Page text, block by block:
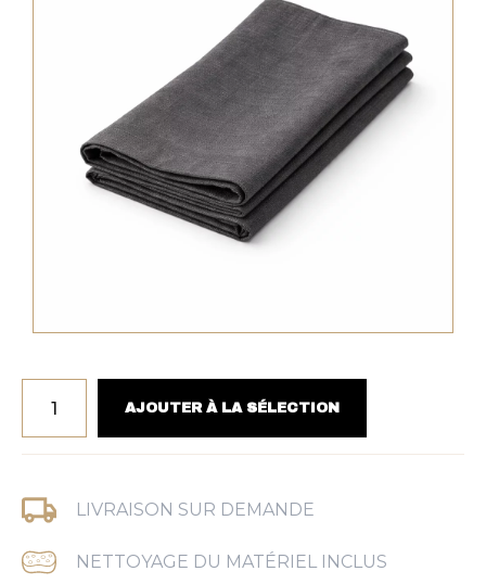
AJOUTER À LA SÉLECTION
Alternative:
LIVRAISON SUR DEMANDE
NETTOYAGE DU MATÉRIEL INCLUS